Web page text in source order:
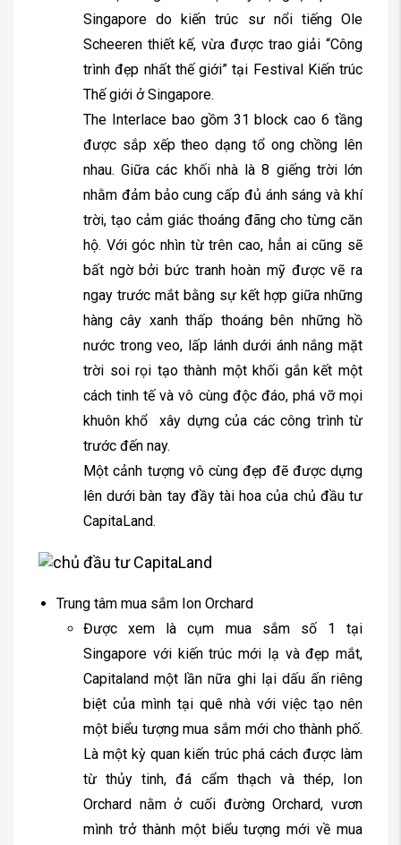
Singapore do kiến trúc sư nổi tiếng Ole
Scheeren thiết kế, vừa được trao giải “Công
trình đẹp nhất thế giới” tại Festival Kiến trúc
Thế giới ở Singapore.
The Interlace bao gồm 31 block cao 6 tầng
được sắp xếp theo dạng tổ ong chồng lên
nhau. Giữa các khối nhà là 8 giếng trời lớn
nhằm đảm bảo cung cấp đủ ánh sáng và khí
trời, tạo cảm giác thoáng đãng cho từng căn
hộ. Với góc nhìn từ trên cao, hẳn ai cũng sẽ
bất ngờ bởi bức tranh hoàn mỹ được vẽ ra
ngay trước mắt bằng sự kết hợp giữa những
hàng cây xanh thấp thoáng bên những hồ
nước trong veo, lấp lánh dưới ánh nắng mặt
trời soi rọi tạo thành một khối gắn kết một
cách tinh tế và vô cùng độc đáo, phá vỡ mọi
khuôn khổ xây dựng của các công trình từ
trước đến nay.
Một cảnh tượng vô cùng đẹp đẽ được dựng
lên dưới bàn tay đầy tài hoa của chủ đầu tư
CapitaLand.
Trung tâm mua sắm Ion Orchard
Được xem là cụm mua sắm số 1 tại
Singapore với kiến trúc mới lạ và đẹp mắt,
Capitaland một lần nữa ghi lại dấu ấn riêng
biệt của mình tại quê nhà với việc tạo nên
một biểu tượng mua sắm mới cho thành phố.
Là một kỳ quan kiến trúc phá cách được làm
từ thủy tinh, đá cẩm thạch và thép, Ion
Orchard nằm ở cuối đường Orchard, vươn
mình trở thành một biểu tượng mới về mua